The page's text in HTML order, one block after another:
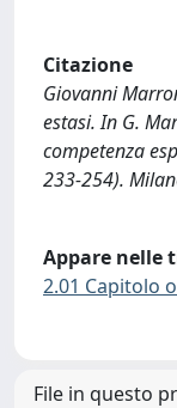
Citazione
Giovanni
estasi. In G.
competenza
233-254).
Appare nelle
2.01 Capitolo
File in questo